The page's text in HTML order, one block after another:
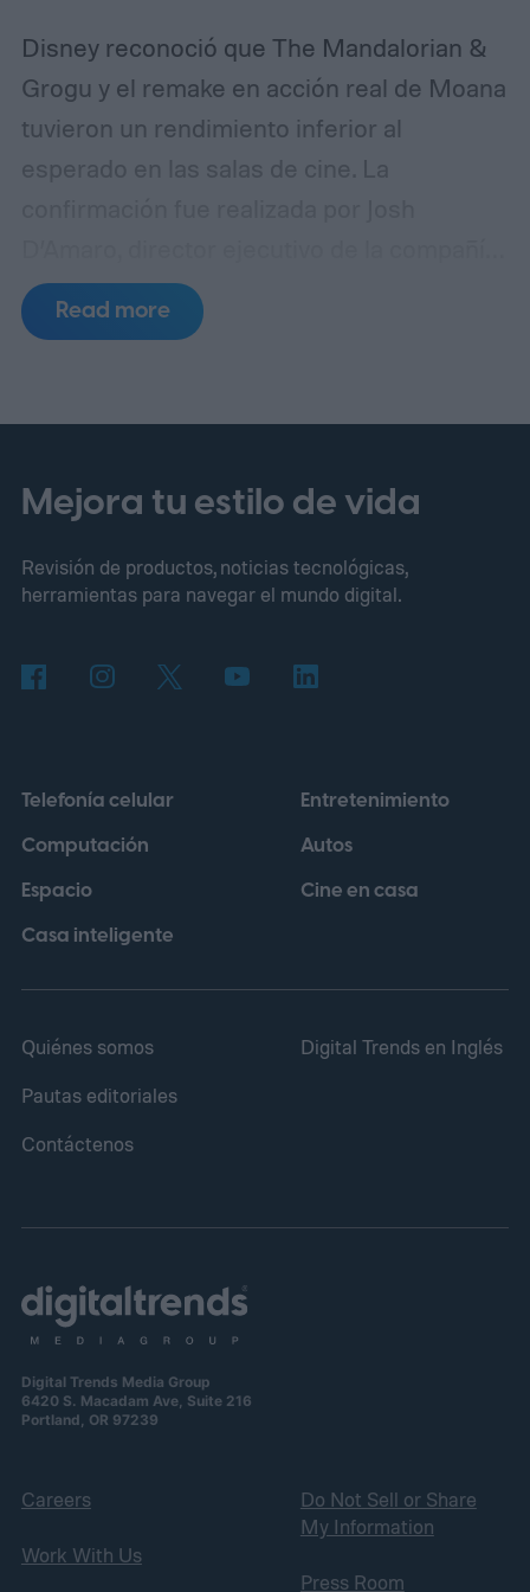
Disney reconoció que The Mandalorian &
Grogu y el remake en acción real de Moana
tuvieron un rendimiento inferior al
esperado en las salas de cine. La
durante una llamada con inversores en la
que se analizaron los resultados
para Disney. De acuerdo con su
explicación, las grandes franquicias de la
compañía no generan ingresos únicamente
a través de la venta de entradas. También
parques temáticos, los videojuegos, las
perspectiva, una película puede no cumplir
sus objetivos en taquilla y, aun así,
contribuir a otras áreas del conglomerado.
Read more
Mejora tu estilo de vida
Revisión de productos, noticias tecnológicas,
herramientas para navegar el mundo digital.
Telefonía celular
Computación
Espacio
Casa inteligente
Entretenimiento
Autos
Cine en casa
Quiénes somos
Pautas editoriales
Contáctenos
Digital Trends en Inglés
Digital Trends Media Group
6420 S. Macadam Ave, Suite 216
Portland, OR 97239
Careers
Work With Us
Do Not Sell or Share
My Information
Press Room